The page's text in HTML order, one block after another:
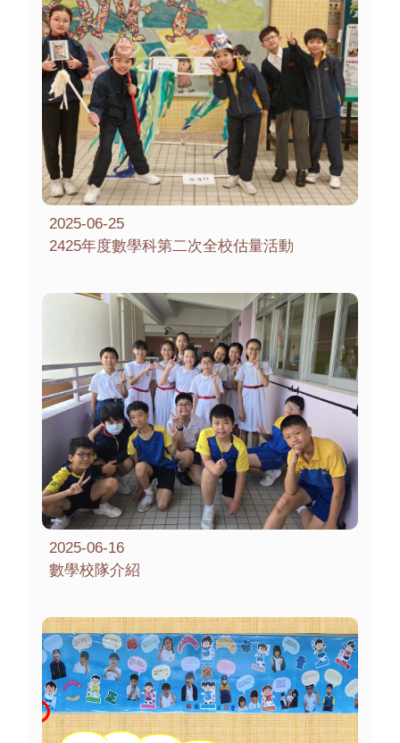
2025-06-25
2425年度數學科第二次全校估量活動
2025-06-16
數學校隊介紹